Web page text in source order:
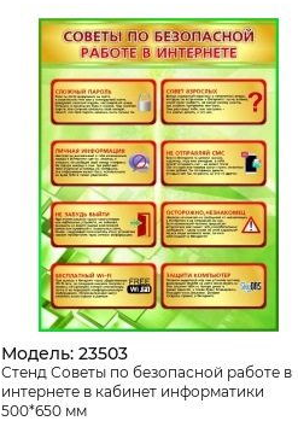
Модель: 23503
Стенд Советы по безопасной работе в
интернете в кабинет информатики
500*650 мм